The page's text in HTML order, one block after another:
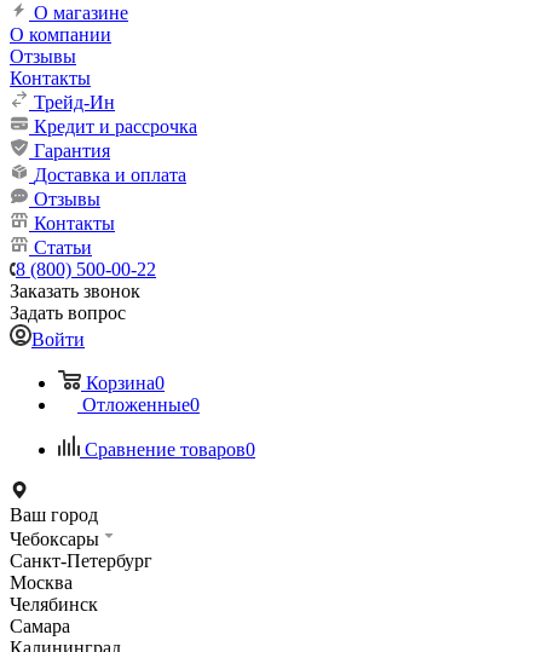
О магазине
О компании
Отзывы
Контакты
Трейд-Ин
Кредит и рассрочка
Гарантия
Доставка и оплата
Отзывы
Контакты
Статьи
8 (800) 500-00-22
Заказать звонок
Задать вопрос
Войти
Корзина0
Отложенные0
Сравнение товаров0
Ваш город
Чебоксары
Санкт-Петербург
Москва
Челябинск
Самара
Калининград